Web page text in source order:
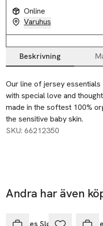
Online
Varuhus
Beskrivning
Beskrivning
Our line of jersey
with special love and
made in the softest 100%
the sensitive baby skin.
SKU: 66212350
Andra har även -25%
Nyhet